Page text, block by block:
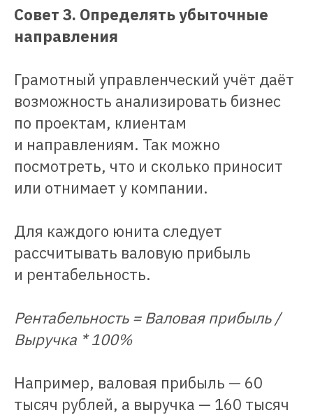
Совет 3. Определять убыточные
направления
Грамотный управленческий учёт даёт
возможность анализировать бизнес
по проектам, клиентам
и направлениям. Так можно
посмотреть, что и сколько приносит
или отнимает у компании.
Для каждого юнита следует
рассчитывать валовую прибыль
и рентабельность.
Рентабельность = Валовая прибыль /
Выручка * 100%
Например, валовая прибыль — 60
тысяч рублей, а выручка — 160 тысяч